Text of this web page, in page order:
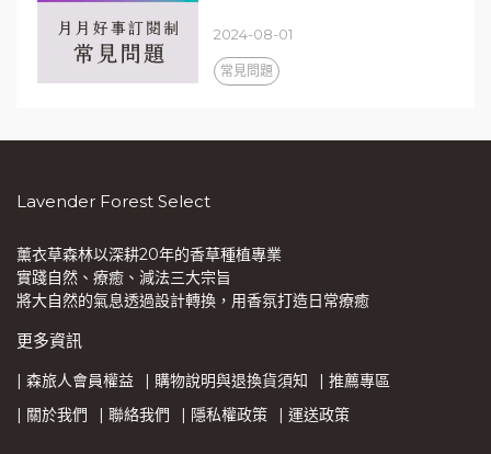
2024-08-01
常見問題
Lavender Forest Select
薰衣草森林以深耕20年的香草種植專業
實踐自然、療癒、減法三大宗旨
將大自然的氣息透過設計轉換，用香氛打造日常療癒
更多資訊
| 森旅人會員權益 | 購物說明與退換貨須知
| 推薦專區
| 關於我們
| 聯絡我們 | 隱私權政策 | 運送政策